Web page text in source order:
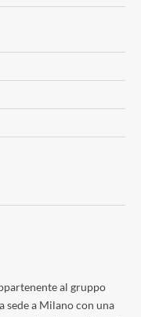
al gruppo
sede a Milano con una